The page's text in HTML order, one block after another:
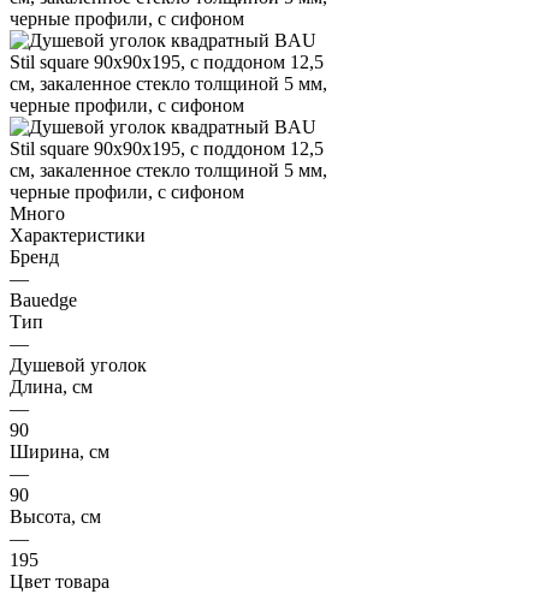
Много
Характеристики
Бренд
—
Bauedge
Тип
—
Душевой уголок
Длина, см
—
90
Ширина, см
—
90
Высота, см
—
195
Цвет товара